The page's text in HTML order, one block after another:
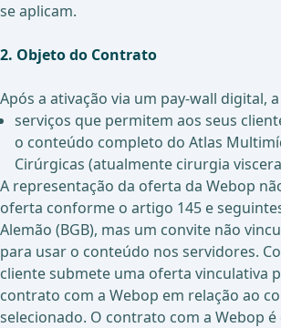
se aplicam.
2. Objeto do Contrato
Após a ativação via um pay-wall digital,
serviços que permitem aos seus
o conteúdo completo do Atlas
Cirúrgicas (atualmente cirurgia
A representação da oferta da Webop
oferta conforme o artigo 145 e
Alemão (BGB), mas um convite não
para usar o conteúdo nos servidores.
cliente submete uma oferta vinculativa
contrato com a Webop em relação ao
selecionado. O contrato com a Webop